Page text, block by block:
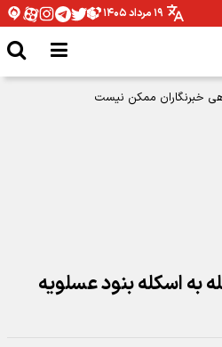
۱۹ مرداد ۱۴۰۵
به اسکله بنود عسلویه